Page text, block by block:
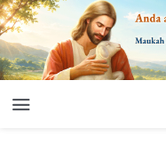
905 Segala Sesuatu